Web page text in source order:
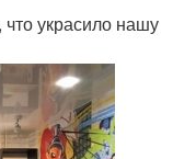
украсило нашу